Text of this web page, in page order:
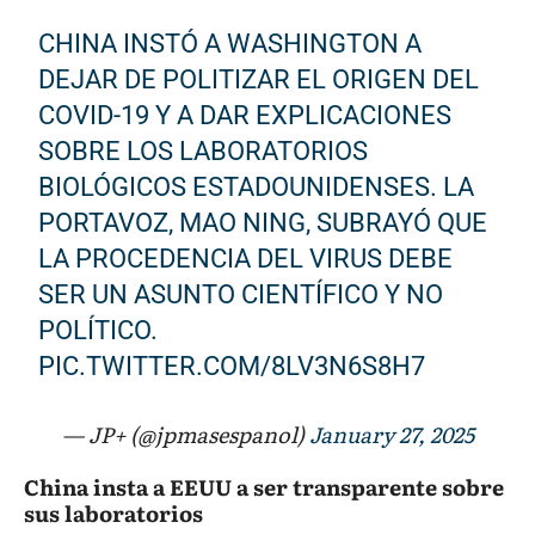
CHINA INSTÓ A WASHINGTON A
DEJAR DE POLITIZAR EL ORIGEN DEL
COVID-19 Y A DAR EXPLICACIONES
SOBRE LOS LABORATORIOS
BIOLÓGICOS ESTADOUNIDENSES. LA
PORTAVOZ, MAO NING, SUBRAYÓ QUE
LA PROCEDENCIA DEL VIRUS DEBE
SER UN ASUNTO CIENTÍFICO Y NO
POLÍTICO.
PIC.TWITTER.COM/8LV3N6S8H7
— JP+ (@jpmasespanol)January 27, 2025
China insta a EEUU a ser transparente sobre
sus laboratorios